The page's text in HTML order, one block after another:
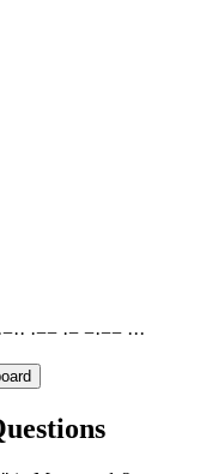
−·· ·−− ·− −·−− ···